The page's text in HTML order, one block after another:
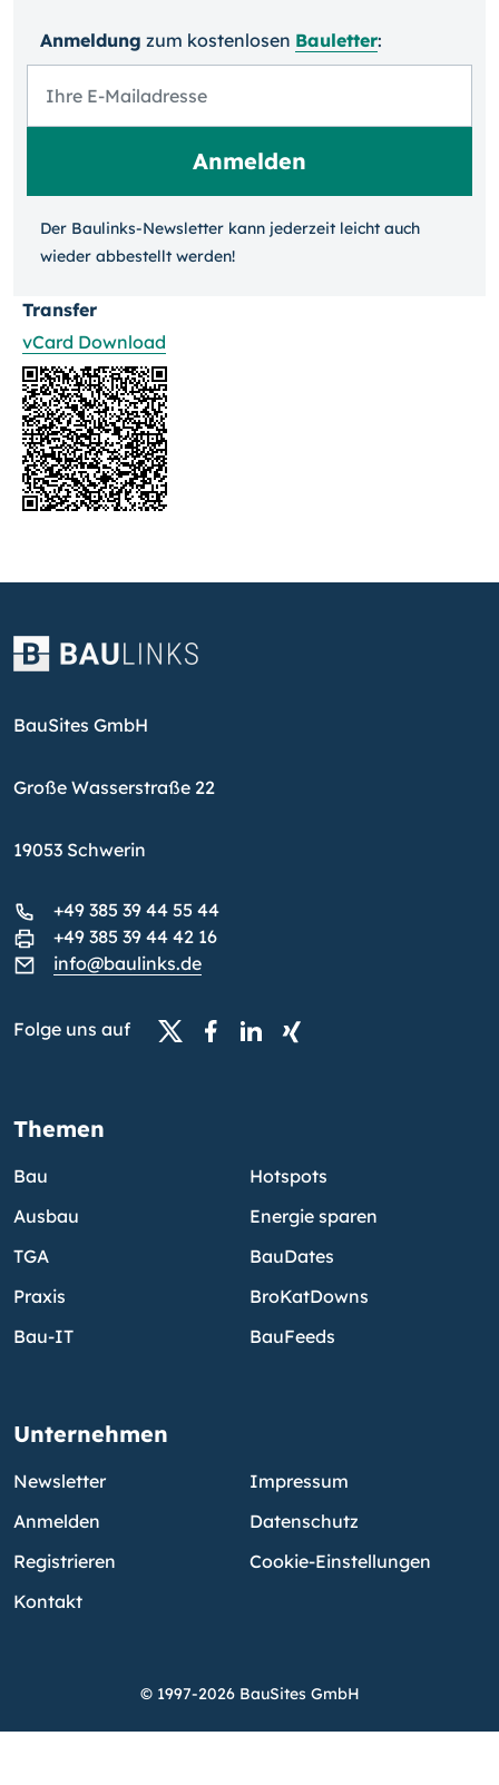
Anmeldung zum kosten­losen Bauletter:
Der Baulinks-Newsletter kann jeder­zeit leicht auch
wieder ab­bestellt werden!
Transfer
vCard Download
BauSites GmbH
Große Wasserstraße 22
19053 Schwerin
+49 385 39 44 55 44
+49 385 39 44 42 16
info@baulinks.de
Folge uns auf
Themen
Bau
Ausbau
TGA
Praxis
Bau-IT
Hotspots
Energie sparen
BauDates
BroKatDowns
BauFeeds
Unternehmen
Newsletter
Anmelden
Registrieren
Kontakt
Impressum
Datenschutz
Cookie-Einstellungen
© 1997-2026 BauSites GmbH